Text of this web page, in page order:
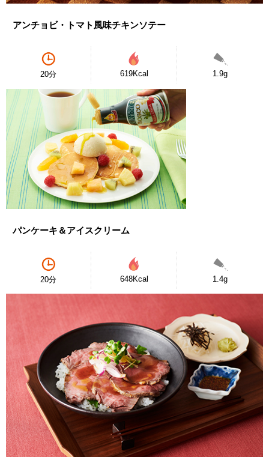
アンチョビ・トマト風味チキンソテー
20分 619Kcal 1.9g
パンケーキ＆アイスクリーム
20分 648Kcal 1.4g